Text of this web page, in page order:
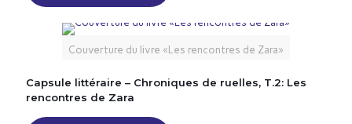
Couverture du livre «Les rencontres de Zara»
Capsule littéraire – Chroniques de ruelles, T.2: Les
rencontres de Zara